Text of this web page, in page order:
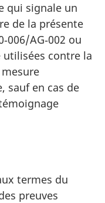
qui signale un
de la présente
AG‑002 ou
utilisées contre la
sauf en cas de
termes du
preuves